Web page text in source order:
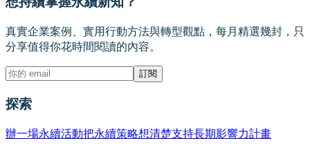
真實企業案例、實用行動方法與轉型觀點，每月精選幾封，只
分享值得你花時間閱讀的內容。
訂閱
探索
辦一場永續活動把永續策略想清楚支持長期影響力計畫